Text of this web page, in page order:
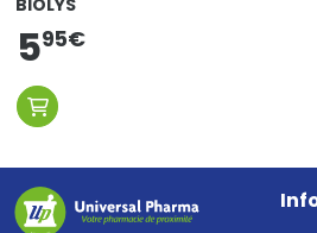
BIOLYS
595€